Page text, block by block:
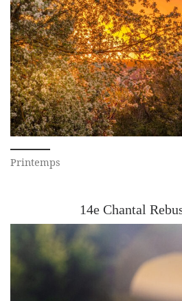
Printemps
14e Chantal